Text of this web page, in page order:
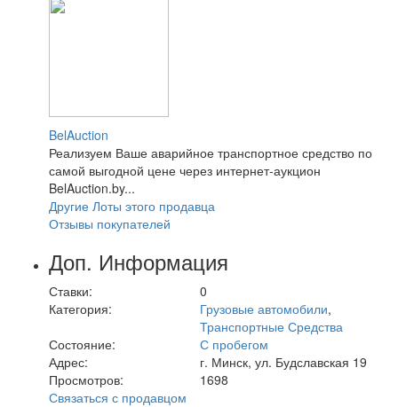
BelAuction
Реализуем Ваше аварийное транспортное средство по
самой выгодной цене через интернет-аукцион
BelAuction.by...
Другие Лоты этого продавца
Отзывы покупателей
Доп. Информация
Ставки:
0
Категория:
Грузовые автомобили,
Транспортные Средства
Состояние:
С пробегом
Адрес:
г. Минск, ул. Будславская 19
Просмотров:
1698
Связаться с продавцом